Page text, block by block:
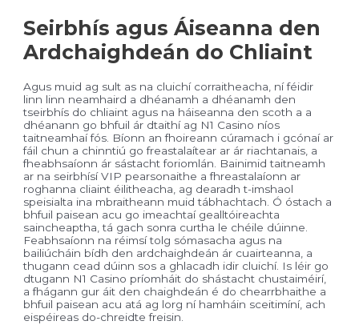
Seirbhís agus Áiseanna den
Ardchaighdeán do Chliaint
Agus muid ag sult as na cluichí corraitheacha, ní féidir
linn linn neamhaird a dhéanamh a dhéanamh den
tseirbhís do chliaint agus na háiseanna den scoth a a
dhéanann go bhfuil ár dtaithí ag N1 Casino níos
taitneamhaí fós. Bíonn an fhoireann cúramach i gcónaí ar
fáil chun a chinntiú go freastalaítear ar ár riachtanais, a
fheabhsaíonn ár sástacht foriomlán. Bainimid taitneamh
ar na seirbhísí VIP pearsonaithe a fhreastalaíonn ar
roghanna cliaint éilitheacha, ag dearadh t-imshaol
speisialta ina mbraitheann muid tábhachtach. Ó óstach a
bhfuil paisean acu go imeachtaí gealltóireachta
saincheaptha, tá gach sonra curtha le chéile dúinne.
Feabhsaíonn na réimsí tolg sómasacha agus na
bailiúcháin bídh den ardchaighdeán ár cuairteanna, a
thugann cead dúinn sos a ghlacadh idir cluichí. Is léir go
dtugann N1 Casino príomháit do shástacht chustaiméirí,
a fhágann gur áit den chaighdeán é do chearrbhaithe a
bhfuil paisean acu atá ag lorg ní hamháin sceitimíní, ach
eispéireas do-chreidte freisin.